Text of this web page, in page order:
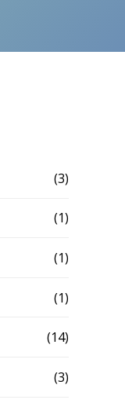
(3)
(1)
(1)
(1)
(14)
(3)